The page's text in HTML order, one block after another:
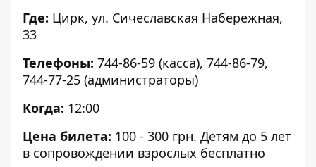
Где: Цирк, ул. Сичеславская Набережная,
33
Телефоны: 744-86-59 (касса), 744-86-79,
744-77-25 (администраторы)
Когда: 12:00
Цена билета: 100 - 300 грн. Детям до 5 лет
в сопровождении взрослых бесплатно